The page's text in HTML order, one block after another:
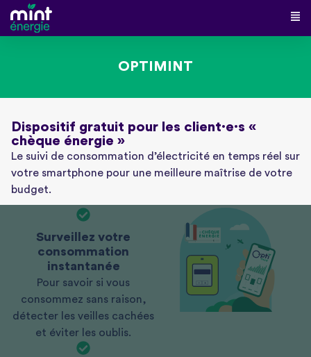
OPTIMINT
Dispositif gratuit pour les client·e·s «
chèque énergie »
Le suivi de consommation d’électricité en temps réel sur
votre smartphone pour une meilleure maîtrise de votre
budget.
Surveillez votre
consommation
instantanée
Pour savoir si vous
consommez sans raison,
détecter les veilles cachées
et éviter les oublis.